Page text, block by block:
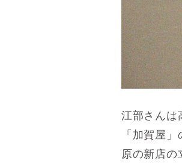
江部さんは
「加賀屋
原の新店の